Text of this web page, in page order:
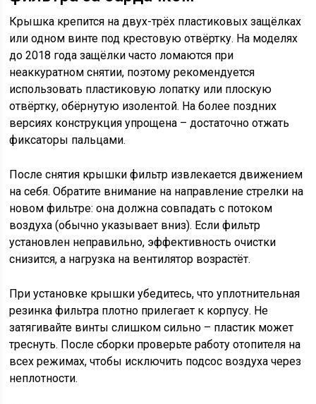
Крышка крепится на двух-трёх пластиковых защёлках
или одном винте под крестовую отвёртку. На моделях
до 2018 года защёлки часто ломаются при
неаккуратном снятии, поэтому рекомендуется
использовать пластиковую лопатку или плоскую
отвёртку, обёрнутую изолентой. На более поздних
версиях конструкция упрощена – достаточно отжать
фиксаторы пальцами.
После снятия крышки фильтр извлекается движением
на себя. Обратите внимание на направление стрелки на
новом фильтре: она должна совпадать с потоком
воздуха (обычно указывает вниз). Если фильтр
установлен неправильно, эффективность очистки
снизится, а нагрузка на вентилятор возрастёт.
При установке крышки убедитесь, что уплотнительная
резинка фильтра плотно прилегает к корпусу. Не
затягивайте винты слишком сильно – пластик может
треснуть. После сборки проверьте работу отопителя на
всех режимах, чтобы исключить подсос воздуха через
неплотности.